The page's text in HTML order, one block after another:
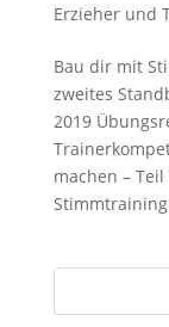
Erzieher und
Bau dir mit
zweites
2019
machen –